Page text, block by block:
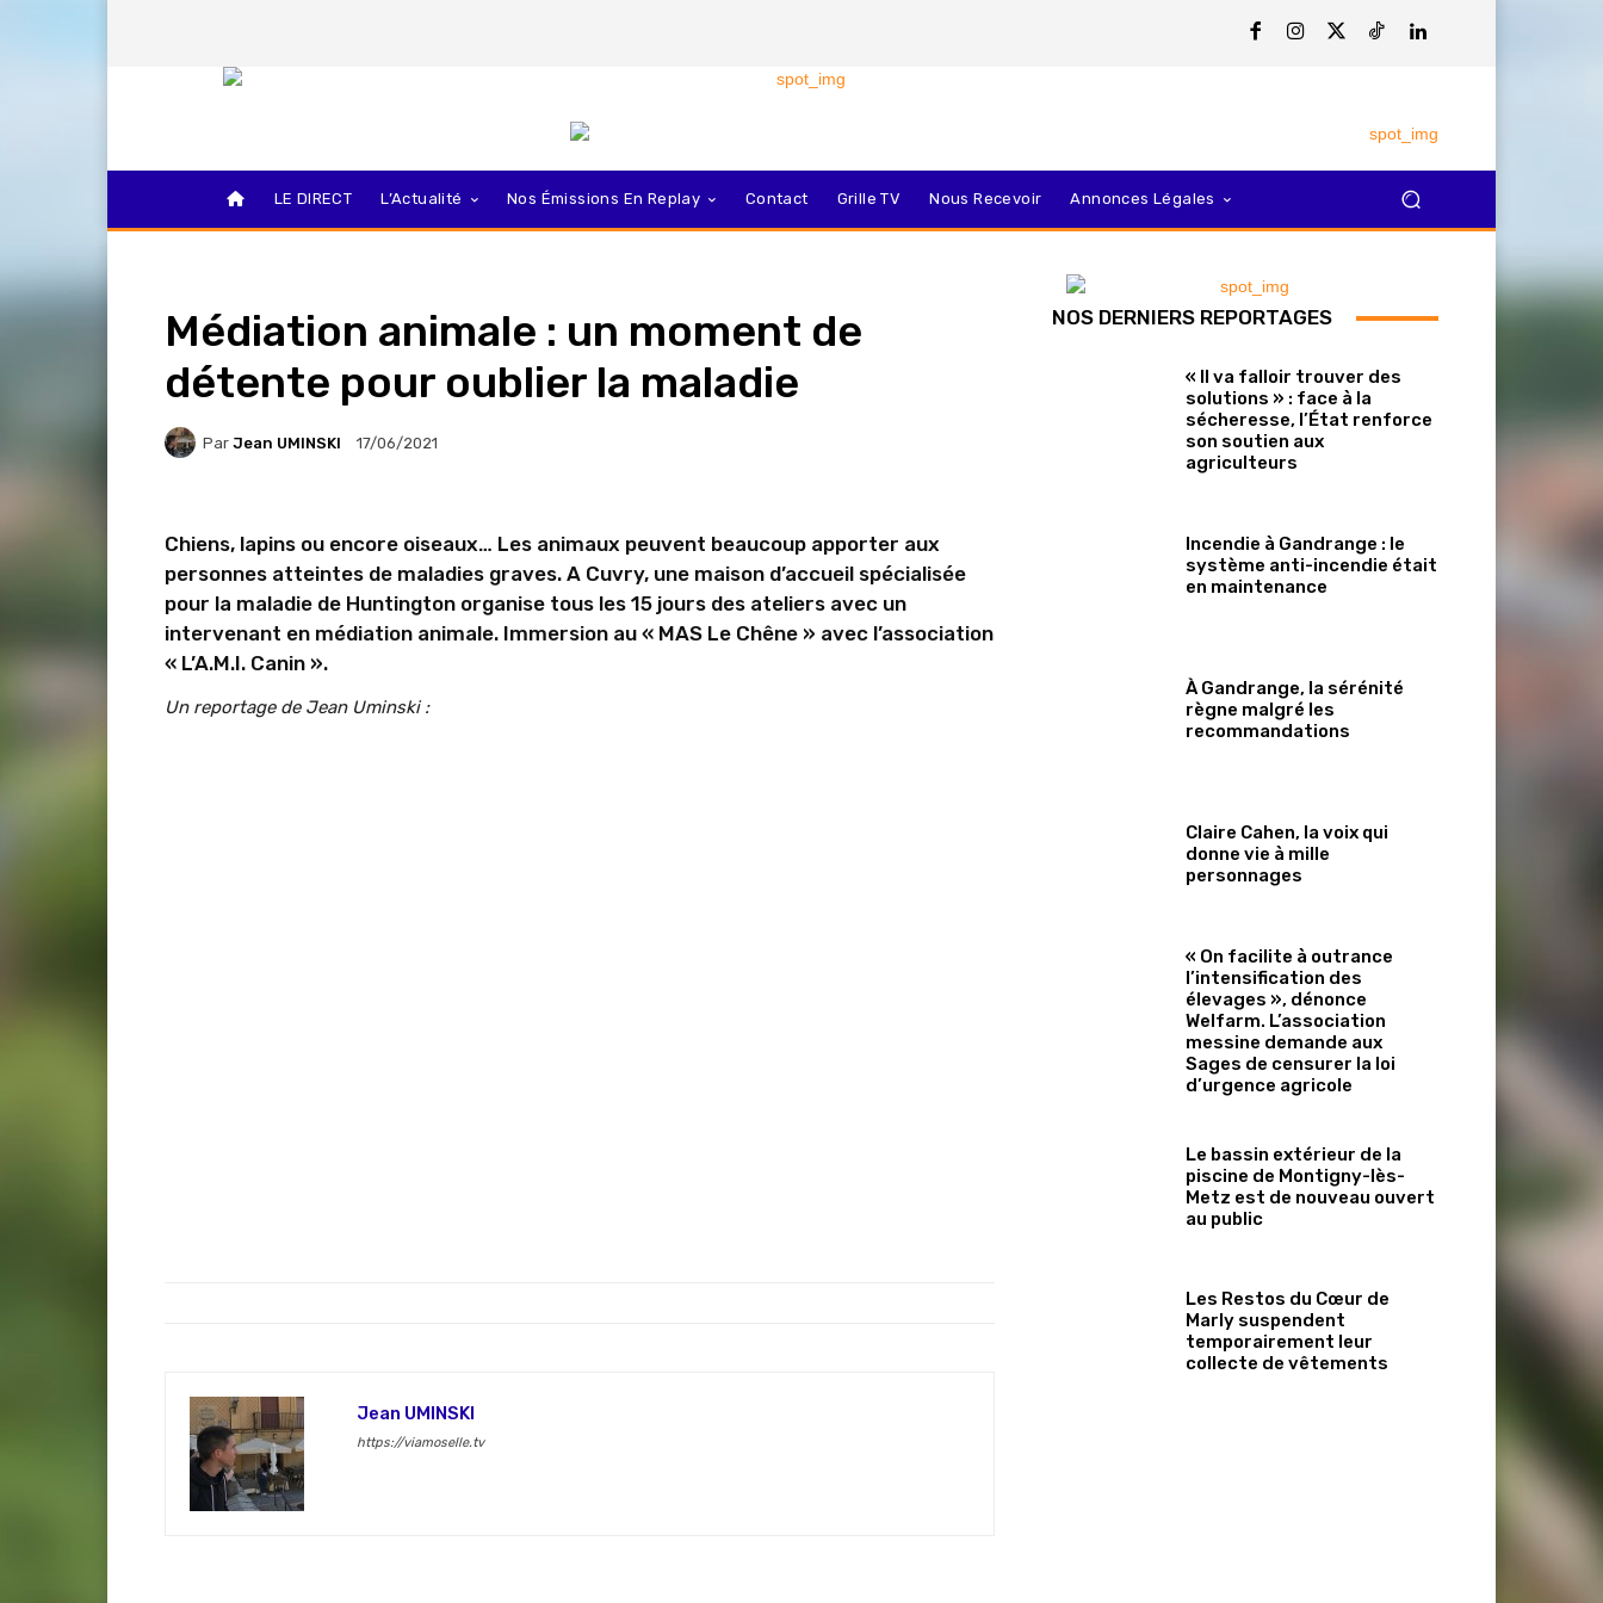
LE DIRECT L’Actualité Nos Émissions En Replay Contact Grille TV Nous Recevoir Annonces Légales
Médiation animale : un moment de
détente pour oublier la maladie
Par Jean UMINSKI 17/06/2021
Chiens, lapins ou encore oiseaux… Les animaux peuvent beaucoup apporter aux
personnes atteintes de maladies graves. A Cuvry, une maison d’accueil spécialisée
pour la maladie de Huntington organise tous les 15 jours des ateliers avec un
intervenant en médiation animale. Immersion au « MAS Le Chêne » avec l’association
« L’A.M.I. Canin ».
Un reportage de Jean Uminski :
Jean UMINSKI
https://viamoselle.tv
NOS DERNIERS REPORTAGES
« Il va falloir trouver des
solutions » : face à la
sécheresse, l’État renforce
son soutien aux
agriculteurs
Incendie à Gandrange : le
système anti-incendie était
en maintenance
À Gandrange, la sérénité
règne malgré les
recommandations
Claire Cahen, la voix qui
donne vie à mille
personnages
« On facilite à outrance
l’intensification des
élevages », dénonce
Welfarm. L’association
messine demande aux
Sages de censurer la loi
d’urgence agricole
Le bassin extérieur de la
piscine de Montigny-lès-
Metz est de nouveau ouvert
au public
Les Restos du Cœur de
Marly suspendent
temporairement leur
collecte de vêtements